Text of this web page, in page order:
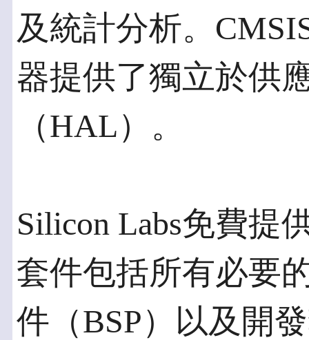
及統計分析。
器提供了獨立於供
（HAL）。
Silicon Labs免費提
套件包括所有必要
件（BSP）以及開